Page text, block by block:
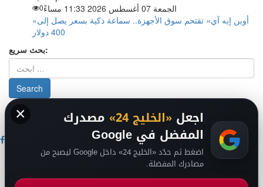
الجمعة 07 أغسطس 2026 11:33 مساءً
0
«أوبن إيه آي» تقتحم سوق الأجهزة.. سماعة ذكية بسعر يصل إلى
400 دولار
بحث سريع:
من نحن
اخبار الخليج
× اجعل «الخليج 24» مصدرك
المفضل في Google
اضغط ثم حدّد «الخليج 24» داخل Google ليصبح من
مصادرك المفضلة.